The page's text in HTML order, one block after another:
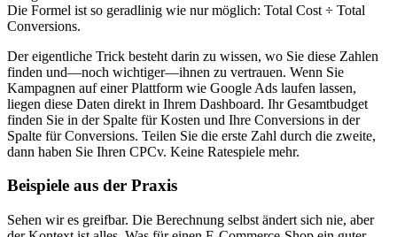
Die Formel ist so geradlinig wie nur möglich: Total Cost ÷ Total
Conversions.
Der eigentliche Trick besteht darin zu wissen, wo Sie diese Zahlen
finden und—noch wichtiger—ihnen zu vertrauen. Wenn Sie
Kampagnen auf einer Plattform wie Google Ads laufen lassen,
liegen diese Daten direkt in Ihrem Dashboard. Ihr Gesamtbudget
finden Sie in der Spalte für Kosten und Ihre Conversions in der
Spalte für Conversions. Teilen Sie die erste Zahl durch die zweite,
dann haben Sie Ihren CPCv. Keine Ratespiele mehr.
Beispiele aus der Praxis
Sehen wir es greifbar. Die Berechnung selbst ändert sich nie, aber